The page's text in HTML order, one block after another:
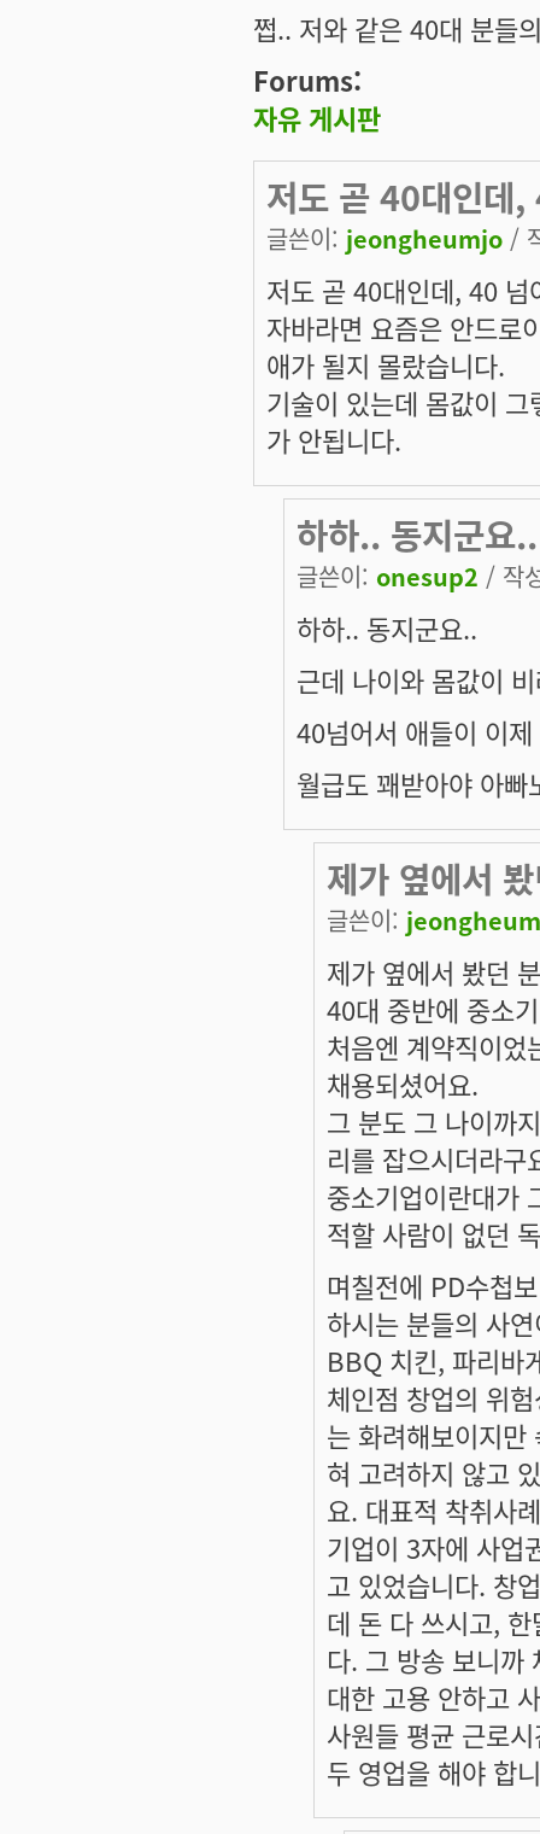
쩝.. 저와 같은 40대 분들
Forums:
자유 게시판
저도 곧 40대인데
글쓴이: jeongheumjo /
저도 곧 40대인데, 40 넘
자바라면 요즘은 안드로
애가 될지 몰랐습니다.
기술이 있는데 몸값이
가 안됩니다.
하하.. 동지군요
글쓴이: onesup2 / 작
하하.. 동지군요..
근데 나이와 몸값이
40넘어서 애들이 이
월급도 꽤받아야 아
제가 옆에서
글쓴이:
제가 옆에서 봤던
40대 중반에 중소
처음엔 계약직이었
채용되셨어요.
그 분도 그 나이까
리를 잡으시더라구
중소기업이란대가
적할 사람이 없던
며칠전에 PD수첩
하시는 분들의 사
BBQ 치킨, 파리바
체인점 창업의 위
는 화려해보이지만
혀 고려하지 않고
요. 대표적 착취사
기업이 3자에 사업
고 있었습니다. 창
데 돈 다 쓰시고,
다. 그 방송 보니까
대한 고용 안하고
사원들 평균 근로
두 영업을 해야 합